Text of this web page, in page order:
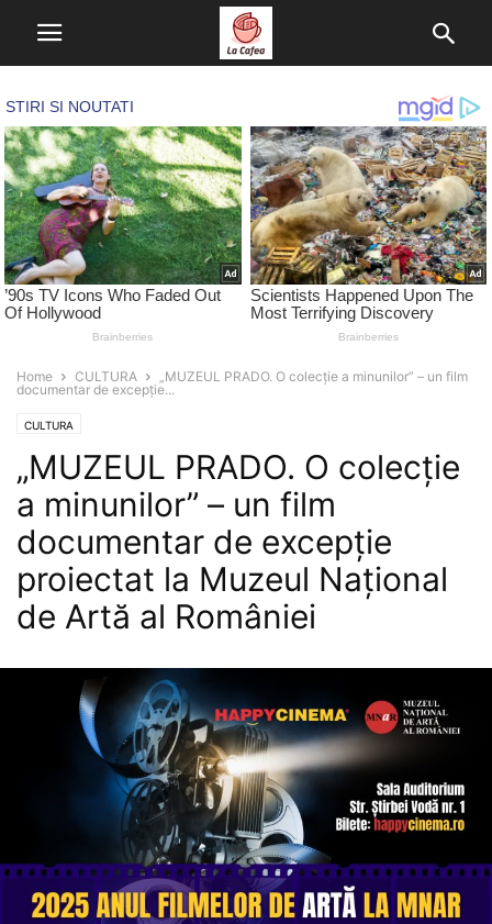
Home CULTURA
„MUZEUL PRADO. O colecție a minunilor” – un film
documentar de excepție...
CULTURA
„MUZEUL PRADO. O colecție
a minunilor” – un film
documentar de excepție
proiectat la Muzeul Național
de Artă al României